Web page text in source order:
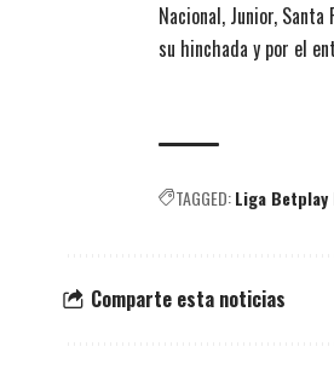
Nacional, Junior,
su hinchada y por el
TAGGED:Liga Betplay
Comparte esta noticias